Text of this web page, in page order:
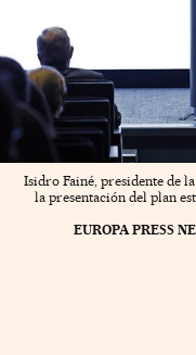
Isidro Fainé, presidente de
la presentación del plan
EUROPA PRESS